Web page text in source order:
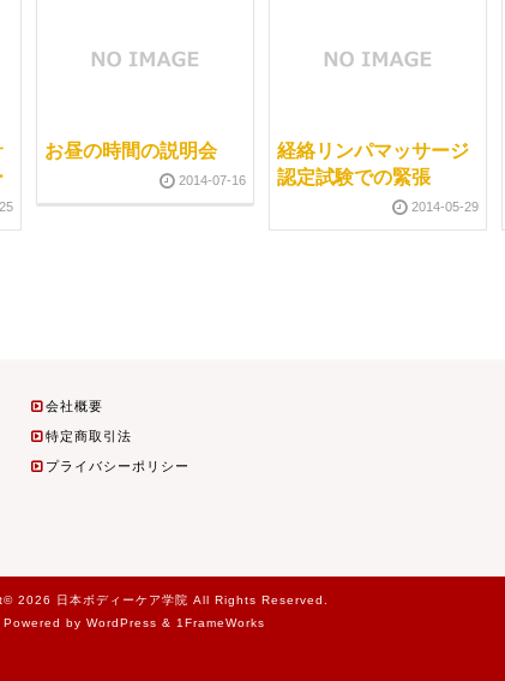
お昼の時間の説明会
2014-07-16
経絡リンパマッサージ
認定試験での緊張
2014-05-29
会社概要
特定商取引法
プライバシーポリシー
2026 日本ボディーケア学院 All Rights Reserved.
Powered by WordPress & 1FrameWorks